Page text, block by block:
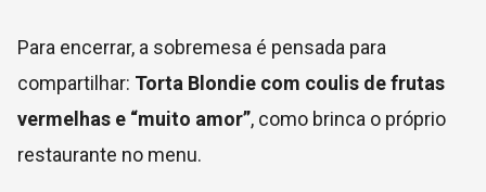
Para encerrar, a sobremesa é pensada para
compartilhar: Torta Blondie com coulis de frutas
vermelhas e “muito amor”, como brinca o próprio
restaurante no menu.